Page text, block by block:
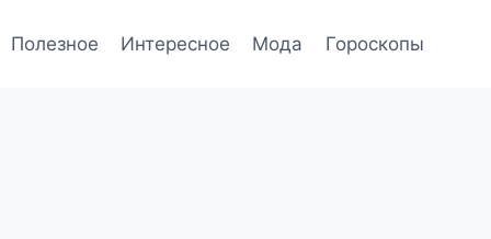
Полезное Интересное Мода Гороскопы